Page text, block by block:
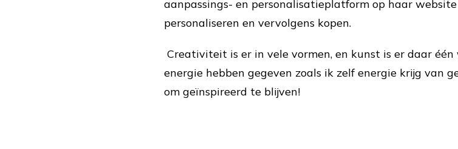
aanpassings- en personalisatieplatform op haar
personaliseren en vervolgens kopen.
Creativiteit is er in vele vormen, en kunst is er daar
energie hebben gegeven zoals ik zelf energie krijg van
om geïnspireerd te blijven!